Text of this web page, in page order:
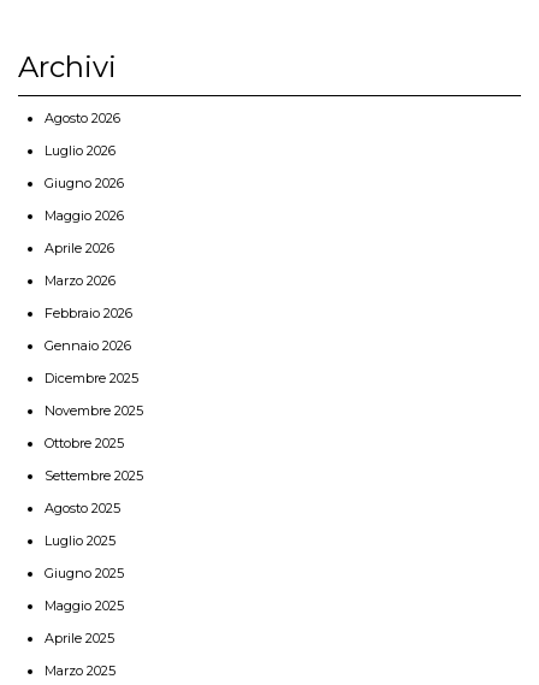
Archivi
Agosto 2026
Luglio 2026
Giugno 2026
Maggio 2026
Aprile 2026
Marzo 2026
Febbraio 2026
Gennaio 2026
Dicembre 2025
Novembre 2025
Ottobre 2025
Settembre 2025
Agosto 2025
Luglio 2025
Giugno 2025
Maggio 2025
Aprile 2025
Marzo 2025